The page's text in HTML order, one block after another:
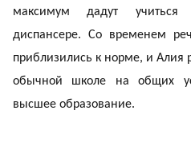
максимум дадут учиться
диспансере. Со временем
приблизились к норме, и Алия
обычной школе на общих
высшее образование.